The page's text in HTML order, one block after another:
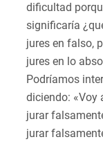
dificultad
significaría
jures en falso,
jures en lo
Podríamos
diciendo: «Voy
jurar
jurar